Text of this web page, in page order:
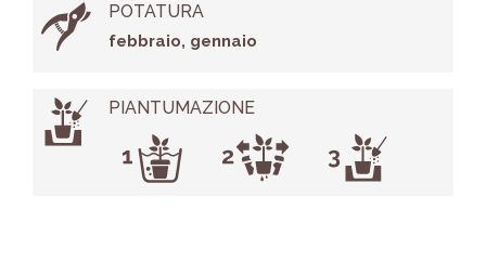
POTATURA
febbraio, gennaio
PIANTUMAZIONE